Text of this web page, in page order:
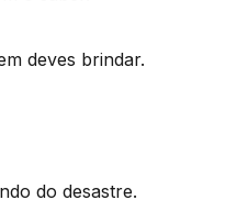
deves brindar.
do desastre.